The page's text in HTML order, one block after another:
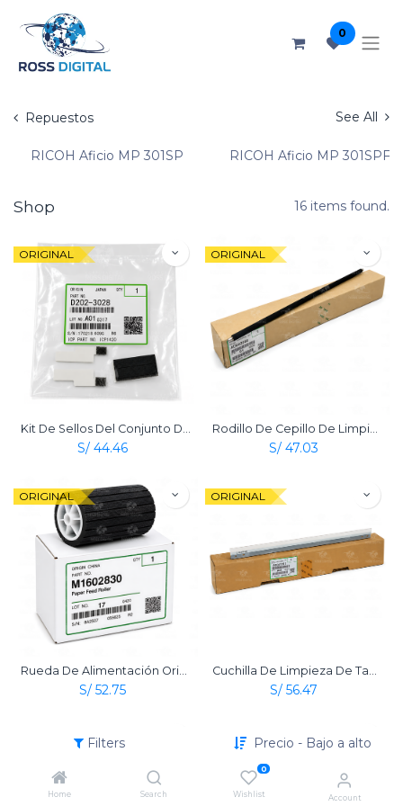
Filters Precio - Bajo a alto
Home Search
0
Wishlist Account
0
Repuestos See All
RICOH Aficio MP 301SP RICOH Aficio MP 301SPF
Shop 16 items found.
ORIGINAL
S/ 44.46
ORIGINAL
S/ 47.03
ORIGINAL
S/ 52.75
ORIGINAL
S/ 56.47
ORIGINAL